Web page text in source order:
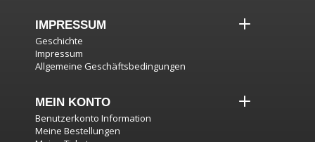
IMPRESSUM
Geschichte
Impressum
Allgemeine Geschäftsbedingungen
MEIN KONTO
Benutzerkonto Information
Meine Bestellungen